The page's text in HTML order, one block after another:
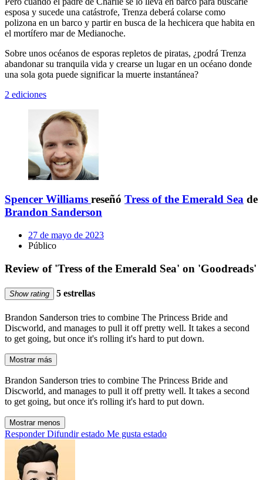
esposa y sucede una catástrofe, Trenza deberá colarse como
polizona en un barco y partir en busca de la hechicera que habita en
el mortífero mar de Medianoche.
Sobre unos océanos de esporas repletos de piratas, ¿podrá Trenza
abandonar su tranquila vida y crearse un lugar en un océano donde
una sola gota puede significar la muerte instantánea?
2 ediciones
Spencer Williams reseñó Tress of the Emerald Sea de
Brandon Sanderson
27 de mayo de 2023
Público
Review of 'Tress of the Emerald Sea' on 'Goodreads'
Show rating 5 estrellas
Brandon Sanderson tries to combine The Princess Bride and
Discworld, and manages to pull it off pretty well. It takes a second
to get going, but once it's rolling it's hard to put down.
Mostrar más
Brandon Sanderson tries to combine The Princess Bride and
Discworld, and manages to pull it off pretty well. It takes a second
to get going, but once it's rolling it's hard to put down.
Mostrar menos
Responder Difundir estado Me gusta estado